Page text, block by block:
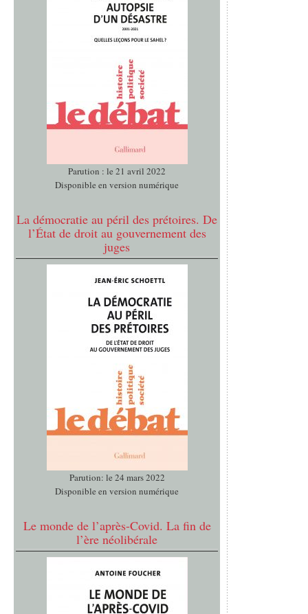
Parution : le 21 avril 2022
Disponible en version numérique
La démocratie au péril des prétoires. De
l’État de droit au gouvernement des
juges
Parution: le 24 mars 2022
Disponible en version numérique
Le monde de l’après-Covid. La fin de
l’ère néolibérale